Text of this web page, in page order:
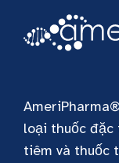
loại thuốc đặc
tiêm và thuốc